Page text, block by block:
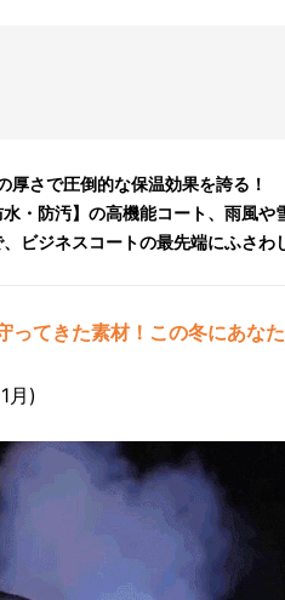
さで圧倒的な保温効果を誇る！
・防汚】の高機能コート、雨風や
ビジネスコートの最先端にふさわ
てきた素材！この冬にあなた
月)